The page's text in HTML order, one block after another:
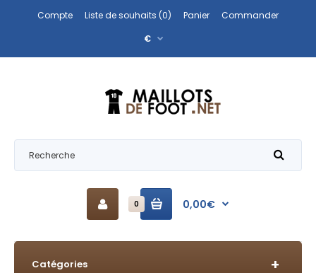
Compte Liste de souhaits (0) Panier
Commander
€
0 0,00€
Catégories